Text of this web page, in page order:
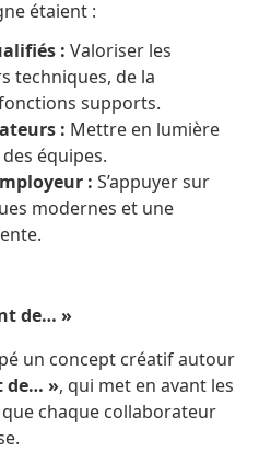
étaient :
: Valoriser les
techniques, de la
supports.
: Mettre en lumière
équipes.
: S’appuyer sur
modernes et une
de… »
un concept créatif autour
de… », qui met en avant les
chaque collaborateur